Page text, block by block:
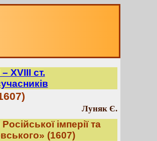
ХVІІІ ст.
Луняк Є.
імперії та
(1607)